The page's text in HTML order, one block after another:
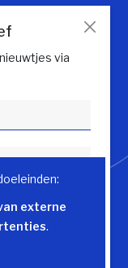
via
externe
.